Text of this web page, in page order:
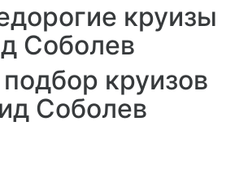
круизы
Соболев
круизов
Соболев